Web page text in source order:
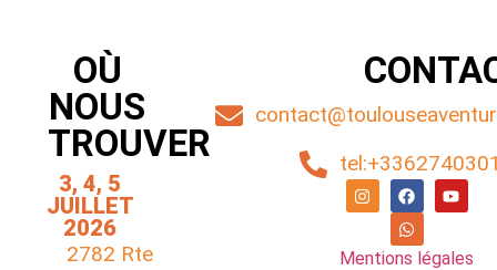
OÙ
NOUS
TROUVER
3, 4, 5
JUILLET
2026
2782 Rte
Mentions légales